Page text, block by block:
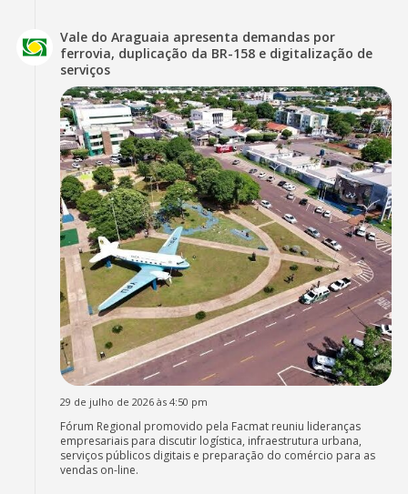
Vale do Araguaia apresenta demandas por
ferrovia, duplicação da BR-158 e digitalização de
serviços
29 de julho de 2026 às 4:50 pm
Fórum Regional promovido pela Facmat reuniu lideranças
empresariais para discutir logística, infraestrutura urbana,
serviços públicos digitais e preparação do comércio para as
vendas on-line.